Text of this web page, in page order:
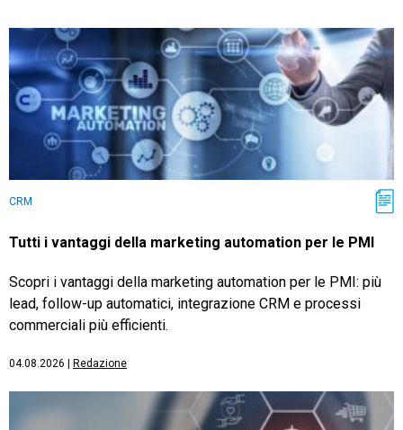
CRM
Tutti i vantaggi della marketing automation per le PMI
Scopri i vantaggi della marketing automation per le PMI: più
lead, follow-up automatici, integrazione CRM e processi
commerciali più efficienti.
04.08.2026 Redazione